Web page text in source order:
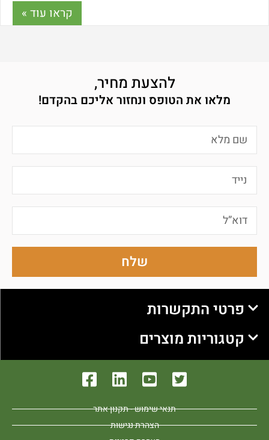
מבוקש בענף הגינון. כמה עולה במבוק? איך מתקינים
אותו? ולאילו שימושים הוא מיועד? על כך במאמר
קראו עוד »
להצעת מחיר,
מלאו את הטופס ונחזור אליכם בהקדם!
שלח
פרטי התקשרות
קטגוריות מוצרים
תנאי שימוש - תקנון אתר
הצהרת נגישות